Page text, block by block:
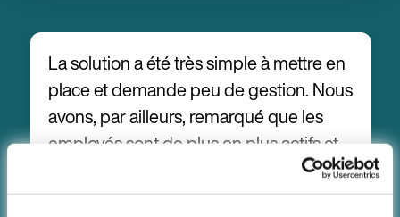
La solution a été très simple à mettre en
place et demande peu de gestion. Nous
avons, par ailleurs, remarqué que les
employés sont de plus en plus actifs et
engagés. Ils se regroupent davantage.